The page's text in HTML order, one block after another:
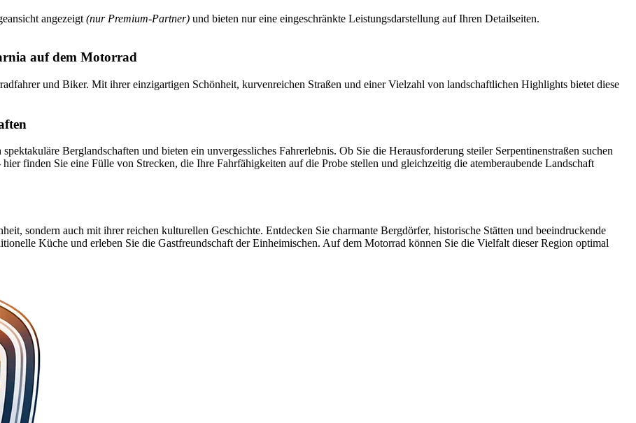
angezeigt(nur Premium-Partner) und bieten nur eine eingeschränkte Leistungsdarstellung auf Ihren Detailseiten.
auf dem Motorrad
und Biker. Mit ihrer einzigartigen Schönheit, kurvenreichen Straßen und einer Vielzahl von landschaftlichen Highlights bietet diese
Berglandschaften und bieten ein unvergessliches Fahrerlebnis. Ob Sie die Herausforderung steiler Serpentinenstraßen suchen
finden Sie eine Fülle von Strecken, die Ihre Fahrfähigkeiten auf die Probe stellen und gleichzeitig die atemberaubende Landschaft
sondern auch mit ihrer reichen kulturellen Geschichte. Entdecken Sie charmante Bergdörfer, historische Stätten und beeindruckende
Küche und erleben Sie die Gastfreundschaft der Einheimischen. Auf dem Motorrad können Sie die Vielfalt dieser Region optimal